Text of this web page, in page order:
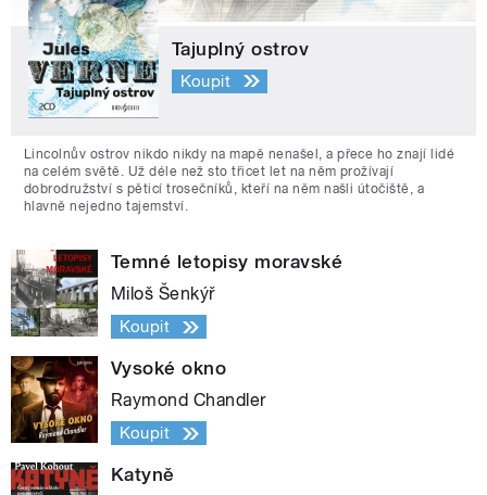
Tajuplný ostrov
Koupit
Lincolnův ostrov nikdo nikdy na mapě nenašel, a přece ho znají lidé
na celém světě. Už déle než sto třicet let na něm prožívají
dobrodružství s pěticí trosečníků, kteří na něm našli útočiště, a
hlavně nejedno tajemství.
Temné letopisy moravské
Miloš Šenkýř
Koupit
Vysoké okno
Raymond Chandler
Koupit
Katyně